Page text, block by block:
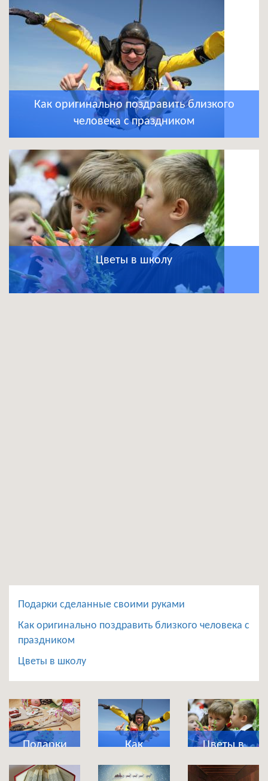
Как оригинально поздравить близкого
человека с праздником
Цветы в школу
Подарки сделанные своими руками
Как оригинально поздравить близкого человека с
праздником
Цветы в школу
Подарки
сделанные
Как
оригинально
Цветы в
школу